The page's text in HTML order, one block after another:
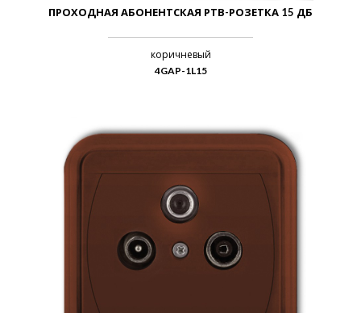
ПРОХОДНАЯ АБОНЕНТСКАЯ РТВ-РОЗЕТКА 15 ДБ
коричневый
4GAP-1L15